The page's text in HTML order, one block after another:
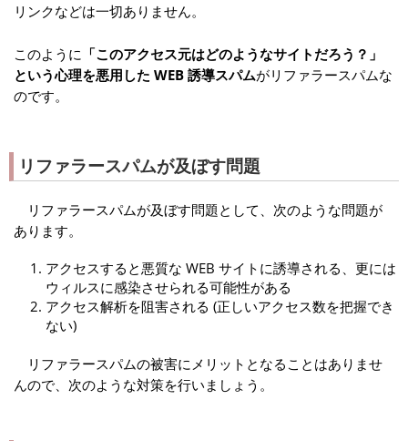
リンクなどは一切ありません。
このように 「このアクセス元はどのようなサイトだろう？」
という心理を悪用した WEB 誘導スパムがリファラースパムな
のです。
リファラースパムが及ぼす問題
リファラースパムが及ぼす問題として、次のような問題が
あります。
アクセスすると悪質な WEB サイトに誘導される、更には
ウィルスに感染させられる可能性がある
アクセス解析を阻害される (正しいアクセス数を把握でき
ない)
リファラースパムの被害にメリットとなることはありませ
んので、次のような対策を行いましょう。